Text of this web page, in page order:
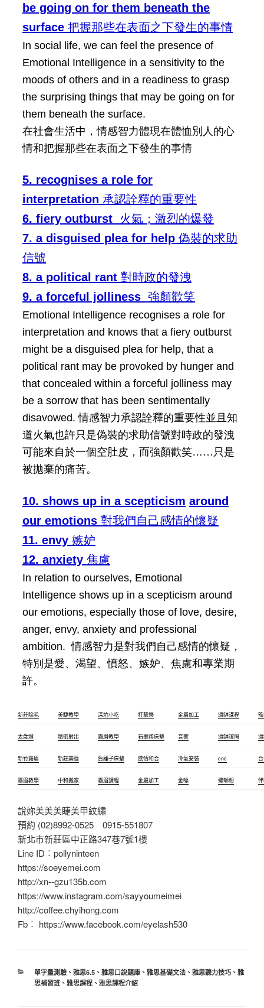
be going on for them beneath the
surface 把握那些在表面之下發生的事情
In social life, we can feel the presence of
Emotional Intelligence in a sensitivity to the
moods of others and in a readiness to grasp
the surprising things that may be going on for
them beneath the surface.
在社會生活中，情感智力體現在體恤別人的心
情和把握那些在表面之下發生的事情
5. recognises a role for
interpretation 承認詮釋的重要性
6. fiery outburst
火氣 ；激烈的爆發
7. a disguised plea for help 偽裝的求助
信號
8. a political rant 對時政的發洩
9. a forceful jolliness 強顏歡笑
Emotional Intelligence recognises a role for
interpretation and knows that a fiery outburst
might be a disguised plea for help, that a
political rant may be provoked by hunger and
that concealed within a forceful jolliness may
be a sorrow that has been sentimentally
disavowed.情感智力承認詮釋的重要性並且知
道火氣也許只是偽裝的求助信號對時政的發洩
可能來自於一個空肚皮，而強顏歡笑……只是
被拋棄的痛苦。
10. shows up in a scepticism around
our emotions 對我們自己感情的懷疑
11. envy 嫉妒
12. anxiety 焦慮
In relation to ourselves, Emotional
Intelligence shows up in a scepticism around
our emotions, especially those of love, desire,
anger, envy, anxiety and professional
ambition.情感智力是對我們自己感情的懷疑，
特別是愛、渴望、憤怒、嫉妒、焦慮和專業期
許。
新莊除毛 美睫教學 深坑小吃 打擊樂 金屬加工 頌缽課程
太歲燈 精密射出 霧眉教學 石墨烯床墊 音響 頌缽證照
新竹霧眉 新莊美睫 負離子床墊 感情和合 冷氣安裝 cnc
霧眉教學 中和搬家 霧眉課程 金屬加工 金嗓 螺螄粉
說妳美美美睫美甲紋繡
預約 (02)8992-0525 0915-551807
新北市新莊區中正路347巷7號1樓
Line ID︰pollyninteen
https://soeyemei.com
http://xn--gzu135b.com
https://www.instagram.com/sayyoumeimei
http://coffee.chyihong.com
Fb︰ https://www.facebook.com/eyelash530
分
類
單字量測驗、 雅思6.5、 雅思口說題庫、 雅思基礎文法、 雅思聽力技巧、 雅
思補習班、 雅思課程、 雅思課程介紹